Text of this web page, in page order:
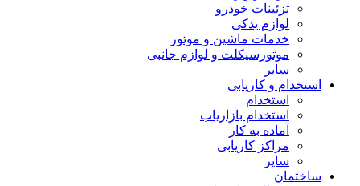
تزئینات خودرو
لوازم یدکی
خدمات ماشین و موتور
موتورسیکلت و لوازم جانبی
سایر
استخدام و کاریابی
استخدام
استخدام بازاریاب
آماده به کار
مراکز کاریابی
سایر
ساختمان